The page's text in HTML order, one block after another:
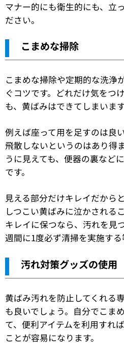
マナー的にも衛生的にも、立
ださい。
こまめな掃除
こまめな掃除や定期的な洗浄
ぐコツです。どれだけ気をつ
も、黄ばみはできてしまいます
例えば座って用を足すのは良
飛散しないというのはあり得
うに見えても、便器の裏など
です。
見える部分だけキレイだから
しつこい黄ばみに泣かされる
キレイに保つなら、汚れを見
週間に1度必ず清掃を実施する
汚れ対策グッズの使用
黄ばみ汚れを防止してくれる
も良いでしょう。自分でこま
て、便利アイテムを利用すれ
ことが容易になります。